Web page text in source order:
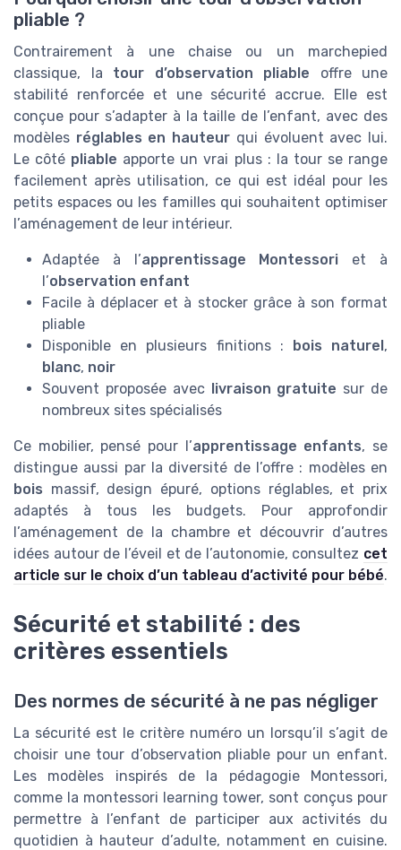
pliable ?
Contrairement à une chaise ou un marchepied
classique, la tour d’observation pliable offre une
stabilité renforcée et une sécurité accrue. Elle est
conçue pour s’adapter à la taille de l’enfant, avec des
modèles réglables en hauteur qui évoluent avec lui.
Le côté pliable apporte un vrai plus : la tour se range
facilement après utilisation, ce qui est idéal pour les
petits espaces ou les familles qui souhaitent optimiser
l’aménagement de leur intérieur.
Adaptée à l’apprentissage Montessori et à
l’observation enfant
Facile à déplacer et à stocker grâce à son format
pliable
Disponible en plusieurs finitions :
bois naturel ,
blanc, noir
Souvent proposée avec
livraison gratuite sur de
nombreux sites spécialisés
Ce mobilier, pensé pour l’apprentissage enfants, se
distingue aussi par la diversité de l’offre : modèles en
bois massif, design épuré, options réglables, et prix
adaptés à tous les budgets. Pour approfondir
l’aménagement de la chambre et découvrir d’autres
idées autour de l’éveil et de l’autonomie, consultez cet
article sur le choix d’un tableau d’activité pour bébé.
Sécurité et stabilité : des
critères essentiels
Des normes de sécurité à ne pas négliger
La sécurité est le critère numéro un lorsqu’il s’agit de
choisir une tour d’observation pliable pour un enfant.
Les modèles inspirés de la pédagogie Montessori,
comme la montessori learning tower, sont conçus pour
permettre à l’enfant de participer aux activités du
quotidien à hauteur d’adulte, notamment en cuisine.